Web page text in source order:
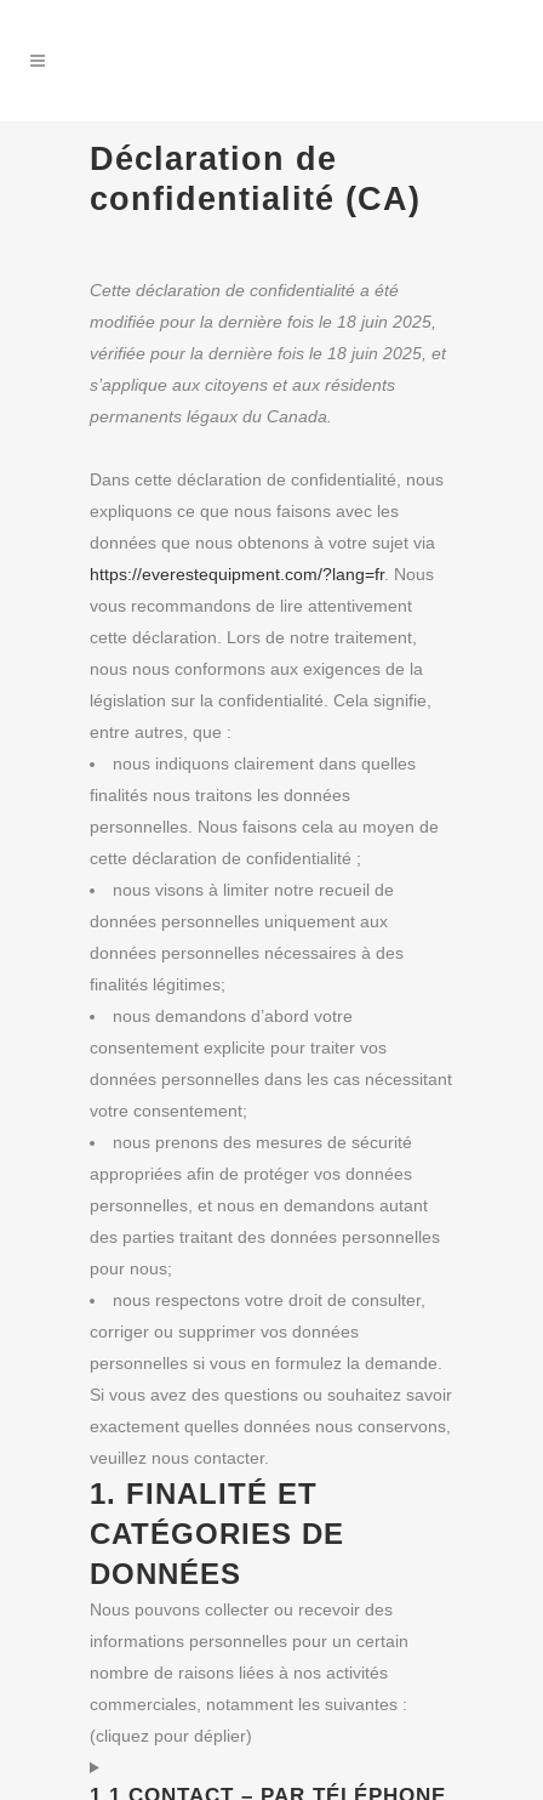
Déclaration de
confidentialité (CA)
Cette déclaration de confidentialité a été
modifiée pour la dernière fois le 18 juin 2025,
vérifiée pour la dernière fois le 18 juin 2025, et
s’applique aux citoyens et aux résidents
permanents légaux du Canada.
Dans cette déclaration de confidentialité, nous
expliquons ce que nous faisons avec les
données que nous obtenons à votre sujet via
https://everestequipment.com/?lang=fr. Nous
vous recommandons de lire attentivement
cette déclaration. Lors de notre traitement,
nous nous conformons aux exigences de la
législation sur la confidentialité. Cela signifie,
entre autres, que :
nous indiquons clairement dans quelles
finalités nous traitons les données
personnelles. Nous faisons cela au moyen de
cette déclaration de confidentialité ;
nous visons à limiter notre recueil de
données personnelles uniquement aux
données personnelles nécessaires à des
finalités légitimes;
nous demandons d’abord votre
consentement explicite pour traiter vos
données personnelles dans les cas nécessitant
votre consentement;
nous prenons des mesures de sécurité
appropriées afin de protéger vos données
personnelles, et nous en demandons autant
des parties traitant des données personnelles
pour nous;
nous respectons votre droit de consulter,
corriger ou supprimer vos données
personnelles si vous en formulez la demande.
Si vous avez des questions ou souhaitez savoir
exactement quelles données nous conservons,
veuillez nous contacter.
1. FINALITÉ ET
CATÉGORIES DE
DONNÉES
Nous pouvons collecter ou recevoir des
informations personnelles pour un certain
nombre de raisons liées à nos activités
commerciales, notamment les suivantes :
(cliquez pour déplier)